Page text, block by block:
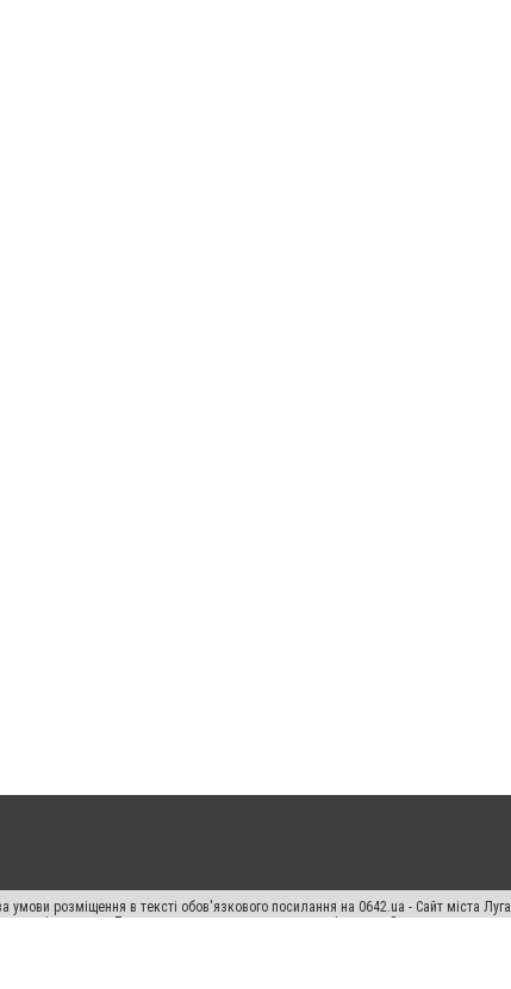
умови розміщення в тексті обов'язкового посилання на 0642.ua - Сайт міста
якості джерела. Порушення виняткових прав переслідується Законом.